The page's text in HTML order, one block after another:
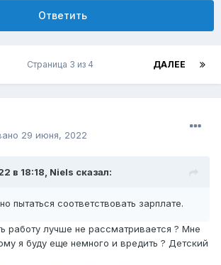
Ответить
ДАЛЕЕ
Страница 3 из 4
29 июня, 2022
в 18:18, Niels сказал:
пытаться соответствовать зарплате.
работу лучше не рассматривается ? Мне
я буду еще немного и вредить ? Детский